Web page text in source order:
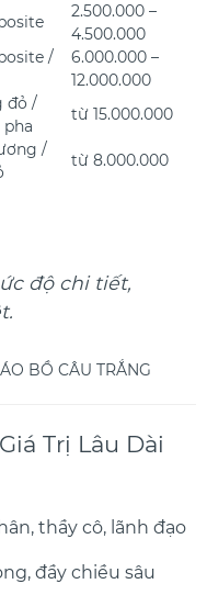
2.500.000 –
4.500.000
/
6.000.000 –
12.000.000
đỏ /
từ 15.000.000
/
từ 8.000.000
độ chi tiết,
Trị Lâu Dài
thầy cô, lãnh đạo
đầy chiều sâu